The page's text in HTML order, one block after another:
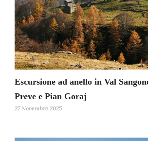
Escursione ad anello in Val
Preve e Pian Goraj
27 Novembre 2025